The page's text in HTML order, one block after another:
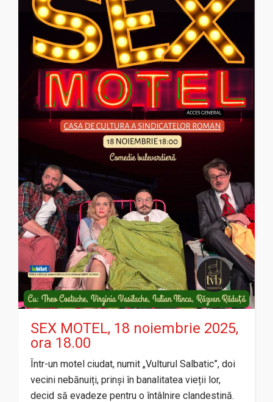
SEX MOTEL, 18 noiembrie 2025,
ora 18.00
Într-un motel ciudat, numit „Vulturul Salbatic”, doi
vecini nebănuiți, prinși în banalitatea vieții lor,
decid să evadeze pentru o întâlnire clandestină.